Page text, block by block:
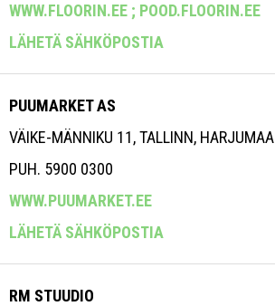
WWW.FLOORIN.EE ; POOD.FLOORIN.EE
LÄHETÄ SÄHKÖPOSTIA
PUUMARKET AS
VÄIKE-MÄNNIKU 11, TALLINN, HARJUMAA
PUH. 5900 0300
WWW.PUUMARKET.EE
LÄHETÄ SÄHKÖPOSTIA
RM STUUDIO